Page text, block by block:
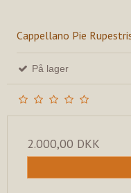
Cappellano Pie
På lager
2.000,00 DKK